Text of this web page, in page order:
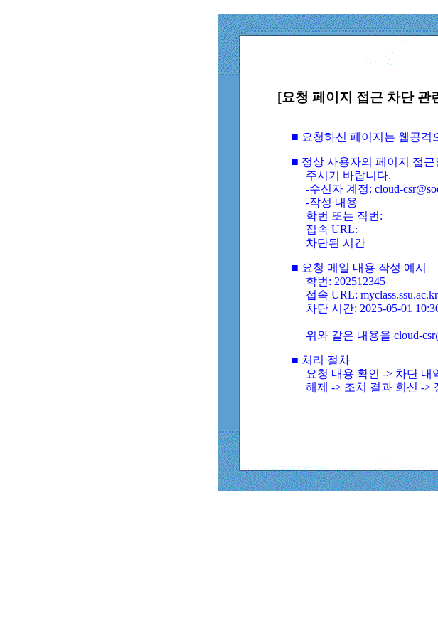
[요청 페이지 접근 차단 관
■ 요청하신 페이지는 웹공격
■ 정상 사용자의 페이지 접
주시기 바랍니다.
-수신자 계정: cloud-
-작성 내용
학번 또는 직번:
접속 URL:
차단된 시간
■ 요청 메일 내용 작성 예시
학번: 202512345
접속 URL: myclass.ssu.ac.kr
차단 시간: 2025-05-01
위와 같은 내용을 cloud-
■ 처리 절차
요청 내용 확인 -> 차단
해제 -> 조치 결과 회신 ->